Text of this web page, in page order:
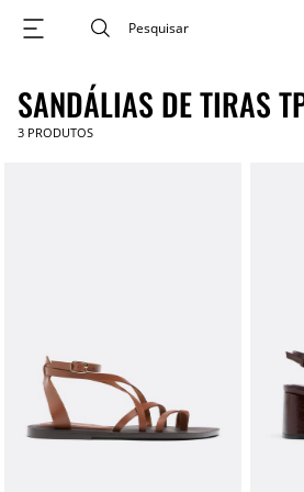
SANDÁLIAS DE TIRAS
3 PRODUTOS